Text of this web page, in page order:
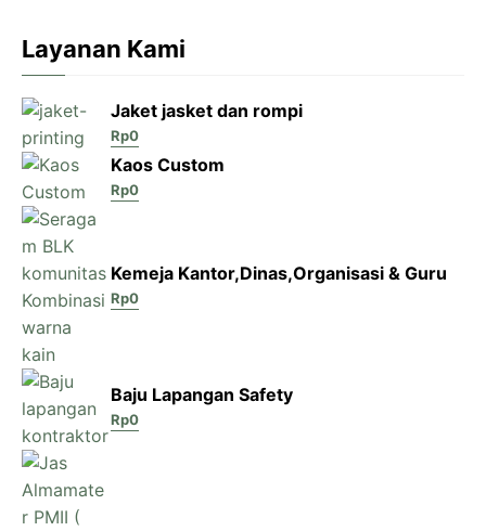
Layanan Kami
Jaket jasket dan rompi
Rp0
Kaos Custom
Rp0
Kemeja Kantor,Dinas,Organisasi & Guru
Rp0
Baju Lapangan Safety
Rp0